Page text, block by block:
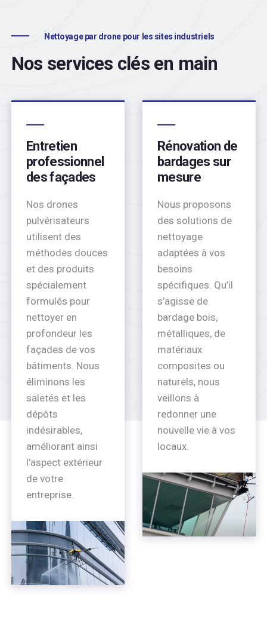
Nettoyage par drone pour les sites industriels
Nos services clés en main
Entretien
professionnel
des façades
Nos drones
pulvérisateurs
utilisent des
méthodes douces
et des produits
spécialement
formulés pour
nettoyer en
profondeur les
façades de vos
bâtiments. Nous
éliminons les
saletés et les
dépôts
indésirables,
améliorant ainsi
l’aspect extérieur
de votre
entreprise.
Rénovation de
bardages sur
mesure
Nous proposons
des solutions de
nettoyage
adaptées à vos
besoins
spécifiques. Qu’il
s’agisse de
bardage bois,
métalliques, de
matériaux
composites ou
naturels, nous
veillons à
redonner une
nouvelle vie à vos
locaux.